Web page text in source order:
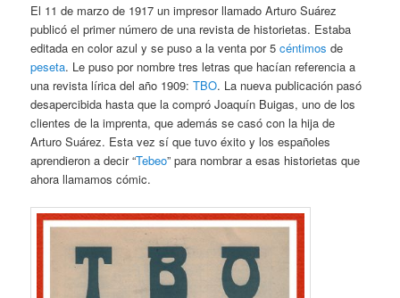
El 11 de marzo de 1917 un impresor llamado Arturo Suárez
publicó el primer número de una revista de historietas. Estaba
editada en color azul y se puso a la venta por 5céntimos de
peseta. Le puso por nombre tres letras que hacían referencia a
una revista lírica del año 1909:TBO. La nueva publicación pasó
desapercibida hasta que la compró Joaquín Buigas, uno de los
clientes de la imprenta, que además se casó con la hija de
Arturo Suárez. Esta vez sí que tuvo éxito y los españoles
aprendieron a decir “Tebeo” para nombrar a esas historietas que
ahora llamamos cómic.